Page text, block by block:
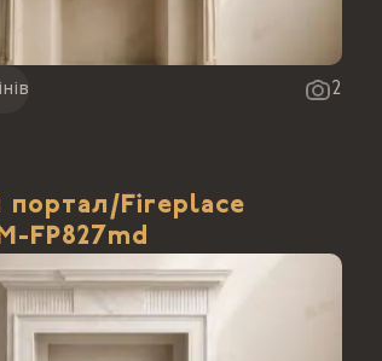
2
портал/Fireplace
FP827md